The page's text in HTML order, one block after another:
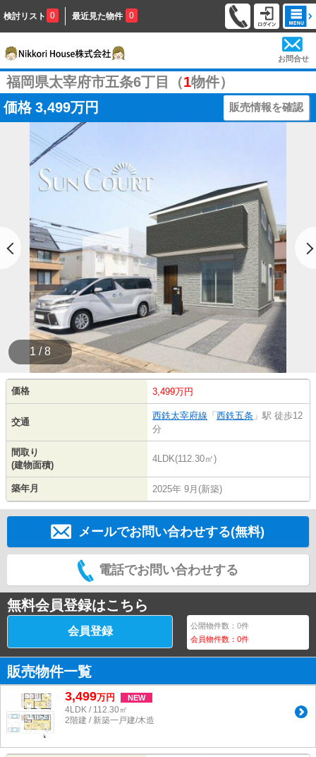
検討リスト 0 最近見た物件 0
お問合せ
福岡県太宰府市五条6丁目（1物件）
価格 3,499万円 販売情報を確認
1 / 8
価格 3,499万円
交通
西鉄太宰府線 「 西鉄五条 」駅 徒歩12
分
間取り
(建物面積)
4LDK(112.30㎡)
築年月 2025年 9月(新築)
メールでお問い合わせする(無料)
電話でお問い合わせする
無料会員登録はこちら
会員登録 公開物件数：0件
会員物件数：0件
販売物件一覧
3,499万円 NEW
4LDK / 112.30㎡
2階建 / 新築一戸建/木造